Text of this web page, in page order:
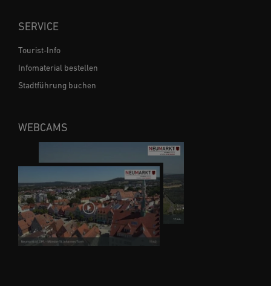
SERVICE
Tourist-Info
Infomaterial bestellen
Stadtführung buchen
WEBCAMS